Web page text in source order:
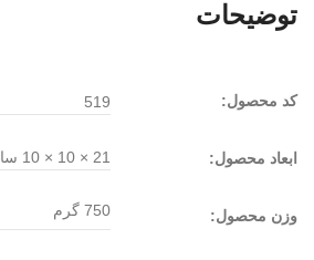
توضیحات
کد محصول:
ابعاد محصول:
وزن محصول:
519
21 × 10 × 10 سانتی‌متر
750 گرم